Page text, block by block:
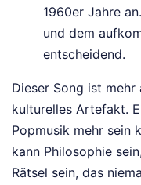
1960er Jahre
und dem
entscheidend.
Dieser Song ist
kulturelles Artefakt.
Popmusik mehr sein
kann Philosophie
Rätsel sein, das